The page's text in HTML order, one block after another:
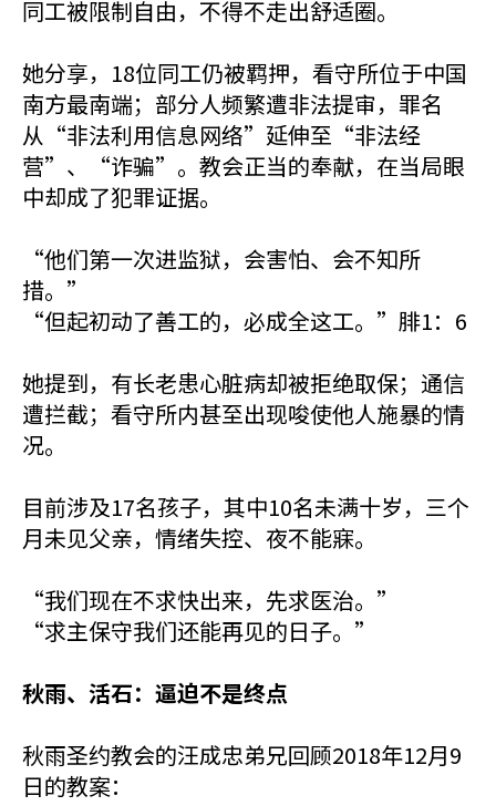
同工被限制自由，不得不走出舒适圈。
她分享，18位同工仍被羁押，看守所位于中国
南方最南端；部分人频繁遭非法提审，罪名
从“非法利用信息网络”延伸至“非法经
营”、“诈骗”。教会正当的奉献，在当局眼
中却成了犯罪证据。
“他们第一次进监狱，会害怕、会不知所
措。”
“但起初动了善工的，必成全这工。”腓1：6
她提到，有长老患心脏病却被拒绝取保；通信
遭拦截；看守所内甚至出现唆使他人施暴的情
况。
目前涉及17名孩子，其中10名未满十岁，三个
月未见父亲，情绪失控、夜不能寐。
“我们现在不求快出来，先求医治。”
“求主保守我们还能再见的日子。”
秋雨、活石：逼迫不是终点
秋雨圣约教会的汪成忠弟兄回顾2018年12月9
日的教案：